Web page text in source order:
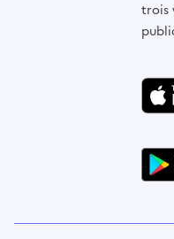
trois